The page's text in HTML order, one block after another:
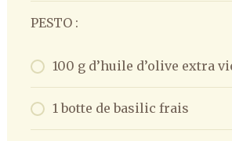
PESTO :
100 g d’huile d’olive extra
1 botte de basilic frais